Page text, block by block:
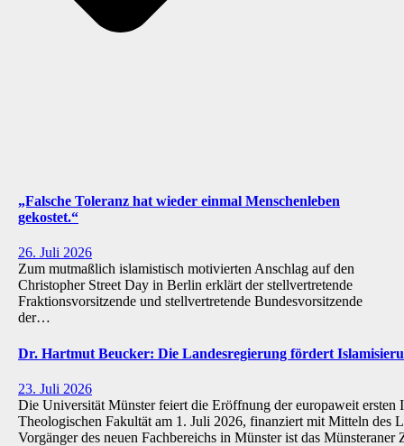
„Falsche Toleranz hat wieder einmal Menschenleben
gekostet.“
26. Juli 2026
Zum mutmaßlich islamistisch motivierten Anschlag auf den
Christopher Street Day in Berlin erklärt der stellvertretende
Fraktionsvorsitzende und stellvertretende Bundesvorsitzende
der…
Dr. Hartmut Beucker: Die Landesregierung fördert
23. Juli 2026
Die Universität Münster feiert die Eröffnung der europaweit ersten
Theologischen Fakultät am 1. Juli 2026, finanziert mit Mitteln des
Vorgänger des neuen Fachbereichs in Münster ist das